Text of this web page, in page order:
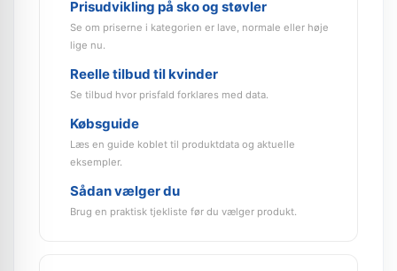
Prisudvikling på sko og støvler
Se om priserne i kategorien er lave, normale eller høje
lige nu.
Reelle tilbud til kvinder
Se tilbud hvor prisfald forklares med data.
Købsguide
Læs en guide koblet til produktdata og aktuelle
eksempler.
Sådan vælger du
Brug en praktisk tjekliste før du vælger produkt.